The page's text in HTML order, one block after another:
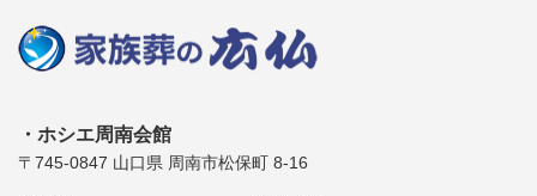
ホシエ周南会館
〒745-0847 山口県 周南市松保町 8-16